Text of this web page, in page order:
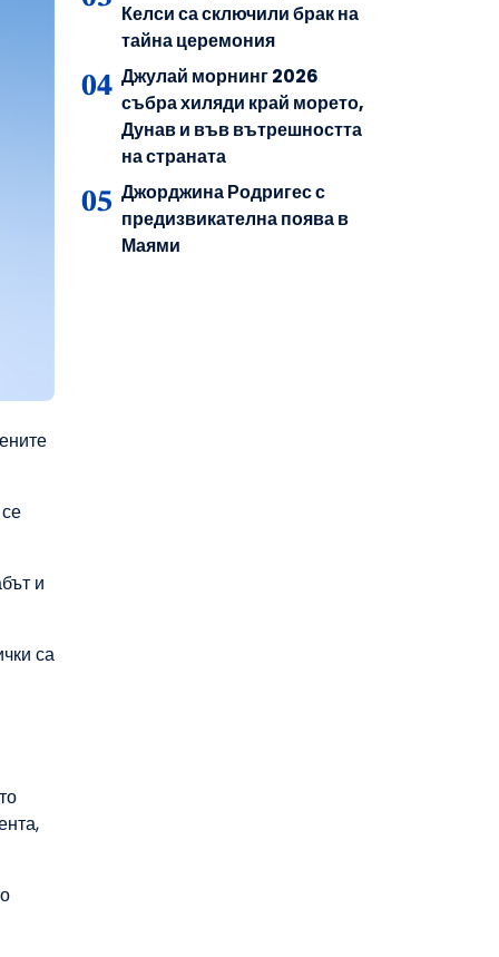
и
са
Келси са сключили брак на
тайна церемония
Джулай морнинг 2026
събра хиляди край морето,
Дунав и във вътрешността
на страната
Джорджина Родригес с
предизвикателна поява в
Маями